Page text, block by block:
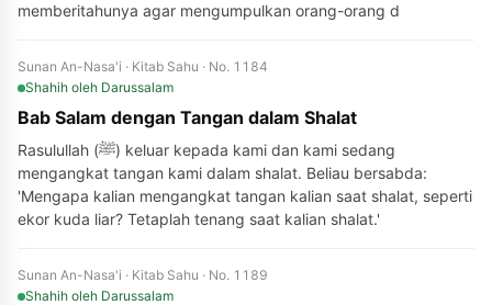
memberitahunya agar mengumpulkan orang-orang d
Sunan An-Nasa'i · Kitab Sahu · No. 1184
Shahih oleh Darussalam
Bab Salam dengan Tangan dalam Shalat
Rasulullah (ﷺ) keluar kepada kami dan kami sedang
mengangkat tangan kami dalam shalat. Beliau bersabda:
'Mengapa kalian mengangkat tangan kalian saat shalat, seperti
ekor kuda liar? Tetaplah tenang saat kalian shalat.'
Sunan An-Nasa'i · Kitab Sahu · No. 1189
Shahih oleh Darussalam